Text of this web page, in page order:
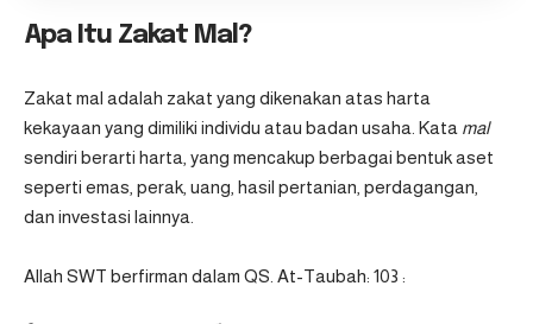
Apa Itu Zakat Mal?
Zakat mal adalah zakat yang dikenakan atas harta
kekayaan yang dimiliki individu atau badan usaha. Kata mal
sendiri berarti harta, yang mencakup berbagai bentuk aset
seperti emas, perak, uang, hasil pertanian, perdagangan,
dan investasi lainnya.
Allah SWT berfirman dalam QS. At-Taubah: 103 :